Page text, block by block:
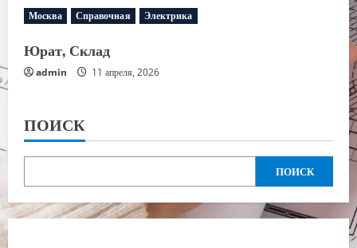
Москва Справочная Электрика
Юрат, Склад
admin 11 апреля, 2026
ПОИСК
ПОИСК